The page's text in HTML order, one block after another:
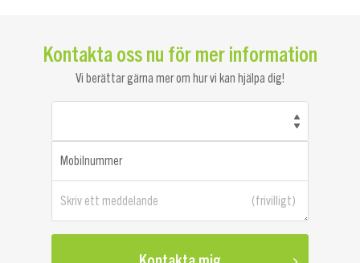
Kontakta oss nu för mer information
Vi berättar gärna mer om hur vi kan hjälpa dig!
Mobilnummer
Skriv ett meddelande